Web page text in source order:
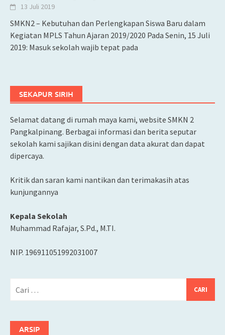
13 Juli 2019
SMKN2 – Kebutuhan dan Perlengkapan Siswa Baru dalam
Kegiatan MPLS Tahun Ajaran 2019/2020 Pada Senin, 15 Juli
2019: Masuk sekolah wajib tepat pada
SEKAPUR SIRIH
Selamat datang di rumah maya kami, website SMKN 2
Pangkalpinang. Berbagai informasi dan berita seputar
sekolah kami sajikan disini dengan data akurat dan dapat
dipercaya.
Kritik dan saran kami nantikan dan terimakasih atas
kunjungannya
Kepala Sekolah
Muhammad Rafajar, S.Pd., M.TI.
NIP. 196911051992031007
ARSIP